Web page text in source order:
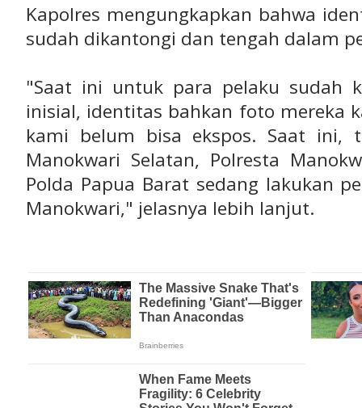
Kapolres mengungkapkan bahwa
sudah dikantongi dan tengah dalam
"Saat ini untuk para pelaku sudah
inisial, identitas bahkan foto mereka
kami belum bisa ekspos. Saat ini,
Manokwari Selatan, Polresta
Polda Papua Barat sedang lakukan
Manokwari," jelasnya lebih lanjut.